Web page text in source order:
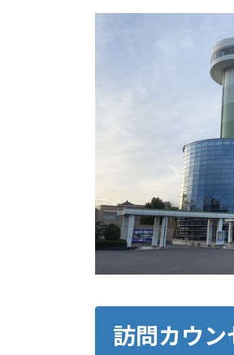
訪問カウ